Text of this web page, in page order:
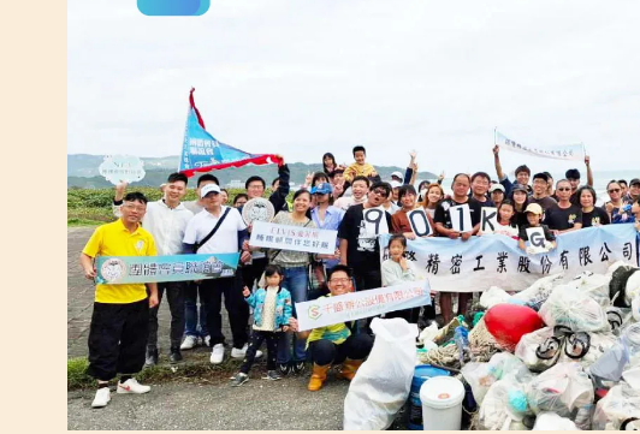
質
決
定
妳
的
卵
巢
儲
備
量